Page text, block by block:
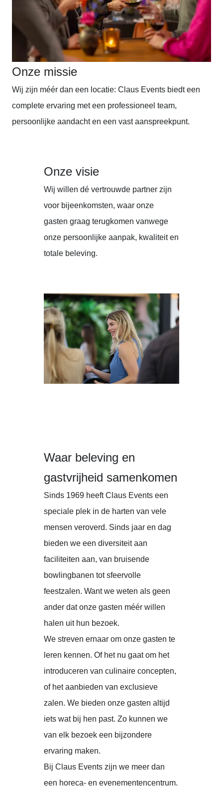
Onze missie
Wij zijn méér dan een locatie: Claus Events biedt een
complete ervaring met een professioneel team,
persoonlijke aandacht en een vast aanspreekpunt.
Onze visie
Wij willen dé vertrouwde partner zijn
voor bijeenkomsten, waar onze
gasten graag terugkomen vanwege
onze persoonlijke aanpak, kwaliteit en
totale beleving.
Waar beleving en
gastvrijheid samenkomen
Sinds 1969 heeft Claus Events een
speciale plek in de harten van vele
mensen veroverd. Sinds jaar en dag
bieden we een diversiteit aan
faciliteiten aan, van bruisende
bowlingbanen tot sfeervolle
feestzalen. Want we weten als geen
ander dat onze gasten méér willen
halen uit hun bezoek.
We streven ernaar om onze gasten te
leren kennen. Of het nu gaat om het
introduceren van culinaire concepten,
of het aanbieden van exclusieve
zalen. We bieden onze gasten altijd
iets wat bij hen past. Zo kunnen we
van elk bezoek een bijzondere
ervaring maken.
Bij Claus Events zijn we meer dan
een horeca- en evenementencentrum.